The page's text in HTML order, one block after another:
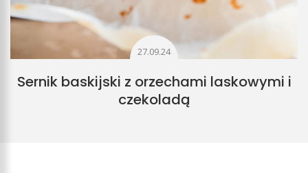
27.09.24
Sernik baskijski z orzechami laskowymi i
czekoladą